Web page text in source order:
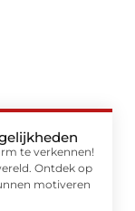
te verkennen!
Ontdek op
motiveren